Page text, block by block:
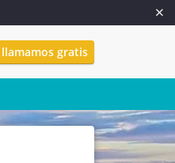
llamamos gratis